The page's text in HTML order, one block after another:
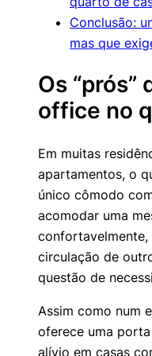
Conclusão:
mas que
Os “prós”
office no
Em muitas
apartamentos, o
único cômodo
acomodar uma
confortavelmente,
circulação de
questão de
Assim como num
oferece uma
alívio em casas